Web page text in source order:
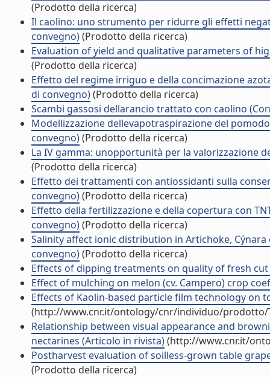
(Prodotto della ricerca)
Il caolino: uno strumento per ridurre gli effetti
convegno)(Prodotto della ricerca)
Evaluation of yield and qualitative parameters of
(Prodotto della ricerca)
Effetto del regime irriguo e della concimazione
di convegno)(Prodotto della ricerca)
Scambi gassosi dellarancio trattato con caolino
Modellizzazione dellevapotraspirazione del
convegno)(Prodotto della ricerca)
La IV gamma: unopportunità per la
(Prodotto della ricerca)
Effetto dei trattamenti con antiossidanti sulla
convegno)(Prodotto della ricerca)
Effetto della fertilizzazione e della copertura con
convegno)(Prodotto della ricerca)
Salinity affect ionic distribution in Artichoke,
convegno)(Prodotto della ricerca)
Effects of dipping treatments on quality of fresh
Effect of mulching on melon (cv. Campero) crop
Effects of Kaolin-based particle film technology on
(http://www.cnr.it/ontology/cnr/individuo/prodotto/
Relationship between visual appearance and
nectarines (Articolo in rivista)(http://www.cnr.it/
Postharvest evaluation of soilless-grown table
(Prodotto della ricerca)